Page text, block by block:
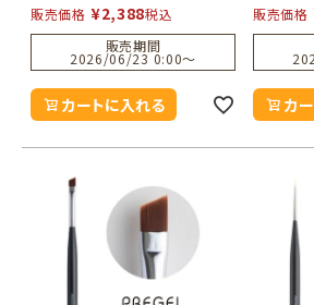
販売価格 ¥2,388税込
販売期間
2026/06/23 0:00〜
カートに入れる
販売価格
カ